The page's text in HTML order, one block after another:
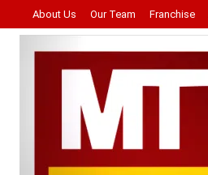
About Us Our Team Franchise